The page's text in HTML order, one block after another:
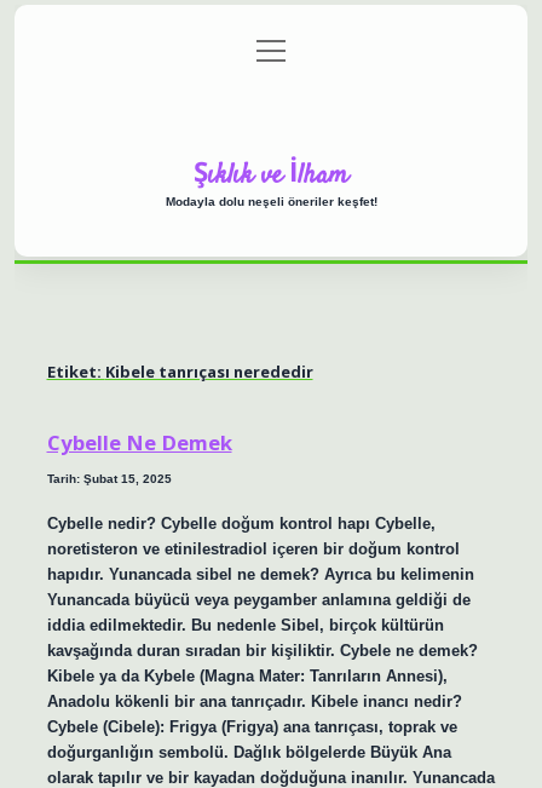
Gizlilik Politikası
menüyü
aç
Şıklık ve İlham
Modayla dolu neşeli öneriler keşfet!
Etiket: Kibele tanrıçası nerededir
Cybelle Ne Demek
Tarih: Şubat 15, 2025
Cybelle nedir? Cybelle doğum kontrol hapı Cybelle,
noretisteron ve etinilestradiol içeren bir doğum kontrol
hapıdır. Yunancada sibel ne demek? Ayrıca bu kelimenin
Yunancada büyücü veya peygamber anlamına geldiği de
iddia edilmektedir. Bu nedenle Sibel, birçok kültürün
kavşağında duran sıradan bir kişiliktir. Cybele ne demek?
Kibele ya da Kybele (Magna Mater: Tanrıların Annesi),
Anadolu kökenli bir ana tanrıçadır. Kibele inancı nedir?
Cybele (Cibele): Frigya (Frigya) ana tanrıçası, toprak ve
doğurganlığın sembolü. Dağlık bölgelerde Büyük Ana
olarak tapılır ve bir kayadan doğduğuna inanılır. Yunancada